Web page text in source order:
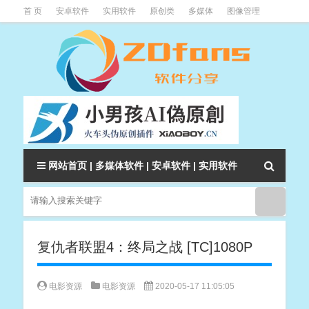
首 页 安卓软件 实用软件 原创类 多媒体 图像管理
下载类
网站首页 | 多媒体软件 | 安卓软件 | 实用软件
复仇者联盟4：终局之战 [TC]1080P
电影资源 电影资源 2020-05-17 11:05:05